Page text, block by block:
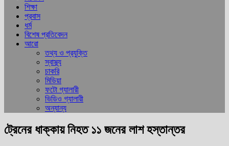
শিক্ষা
প্রবাস
ধর্ম
বিশেষ প্রতিবেদন
আরো
তথ্য ও প্রযুক্তি
স্বাস্থ্য
চাকরি
মিডিয়া
ফটো গ্যালারী
ভিডিও গ্যালারী
অন্যান্য
ট্রেনের ধাক্কায় নিহত ১১ জনের লাশ হস্তান্তর